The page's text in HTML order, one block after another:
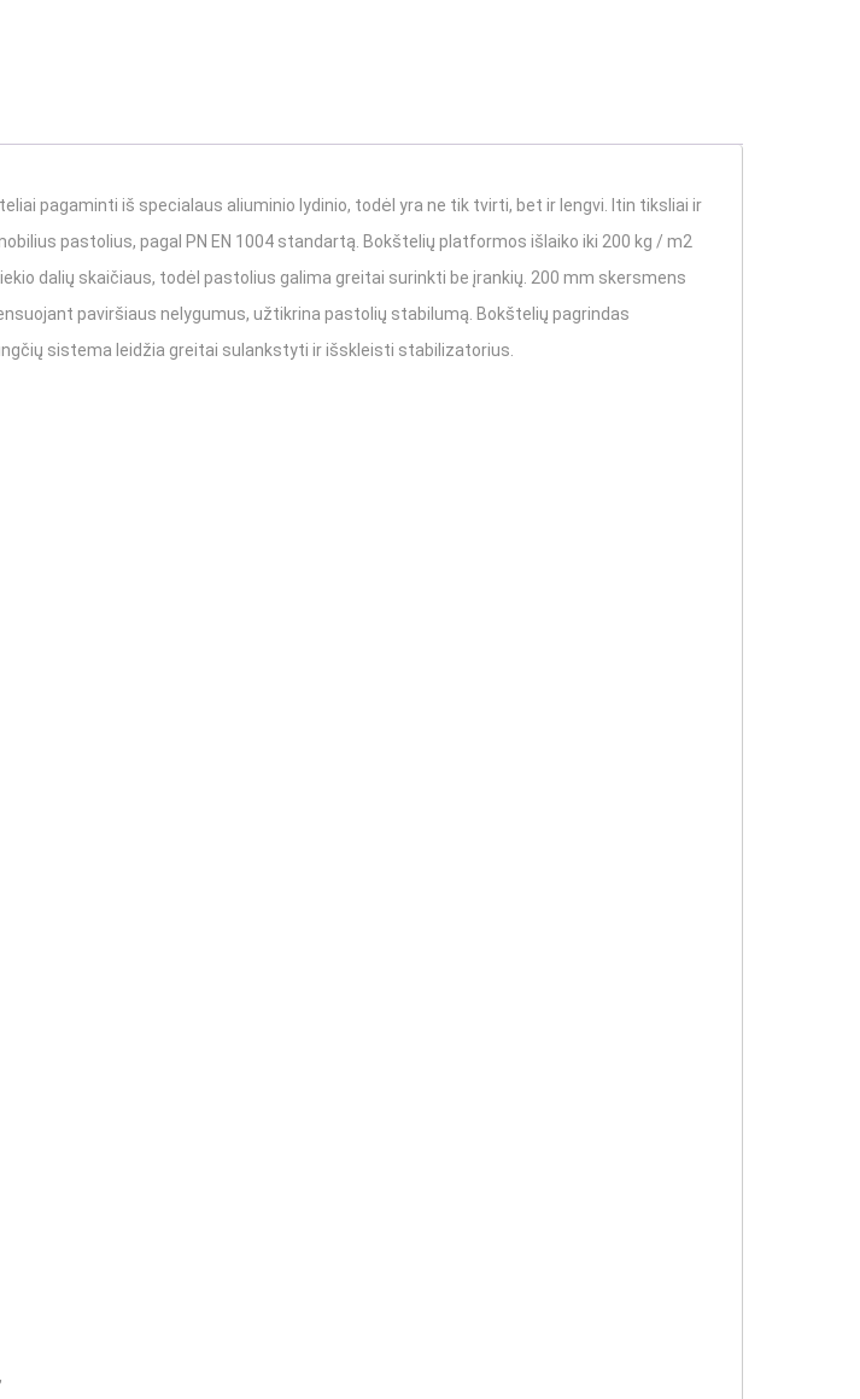
pagaminti iš specialaus aliuminio lydinio, todėl yra ne tik tvirti, bet ir lengvi. Itin tiksliai ir
pastolius, pagal PN EN 1004 standartą. Bokštelių platformos išlaiko iki 200 kg / m2
dalių skaičiaus, todėl pastolius galima greitai surinkti be įrankių. 200 mm skersmens
paviršiaus nelygumus, užtikrina pastolių stabilumą. Bokštelių pagrindas
sistema leidžia greitai sulankstyti ir išskleisti stabilizatorius.